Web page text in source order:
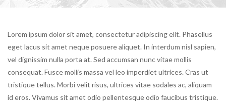
Lorem ipsum dolor sit amet, consectetur adipiscing elit. Phasellus
eget lacus sit amet neque posuere aliquet. In interdum nisl sapien,
vel dignissim nulla porta at. Sed accumsan nunc vitae mollis
consequat. Fusce mollis massa vel leo imperdiet ultrices. Cras ut
tristique tellus. Morbi velit risus, ultrices vitae sodales ac, aliquam
id eros. Vivamus sit amet odio pellentesque odio faucibus tristique.